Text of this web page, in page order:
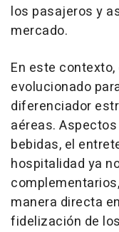
los pasajeros y
mercado.
En este
evolucionado
diferenciador
aéreas.
bebidas, el
hospitalidad ya
manera directa
fidelización de